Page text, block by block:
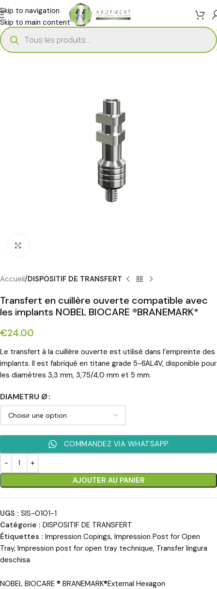
Skip to navigation
Skip to main content
Accueil DISPOSITIF DE TRANSFERT
Transfert en cuillère ouverte compatible avec
les implants NOBEL BIOCARE ®BRANEMARK*
€24.00
Le transfert à la cuillère ouverte est utilisé dans l’empreinte des
implants. Il est fabriqué en titane grade 5-6AL4V, disponible pour
les diamètres 3,3 mm, 3,75/4,0 mm et 5 mm.
DIAMETRU Ø
AJOUTER AU PANIER
COMMANDEZ VIA WHATSAPP
UGS : SIS-0101-1
Catégorie : DISPOSITIF DE TRANSFERT
Étiquettes : Impression Copings, Impression Post for Open
Tray, Impression post for open tray technique, Transfer lingura
deschisa
NOBEL BIOCARE ® BRANEMARK®External Hexagon